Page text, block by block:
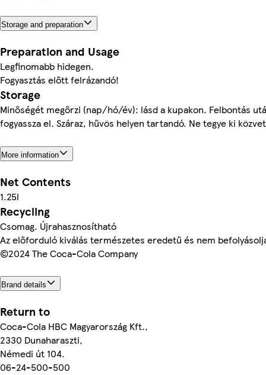
Storage and preparation
Preparation and Usage
Legfinomabb hidegen.
Fogyasztás előtt felrázandó!
Storage
Minőségét megőrzi (nap/hó/év): lásd a kupakon. Felbontás
fogyassza el. Száraz, hűvös helyen tartandó. Ne tegye ki
More information
Net Contents
1.25l
Recycling
Csomag. Újrahasznosítható
Az előforduló kiválás természetes eredetű és nem
©2024 The Coca-Cola Company
Brand details
Return to
Coca-Cola HBC Magyarország Kft.,
2330 Dunaharaszti,
Némedi út 104.
06-24-500-500